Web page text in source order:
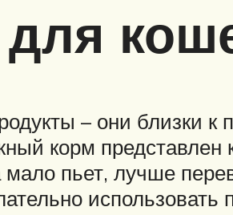
– они близки к
корм представлен
пьет, лучше
использовать